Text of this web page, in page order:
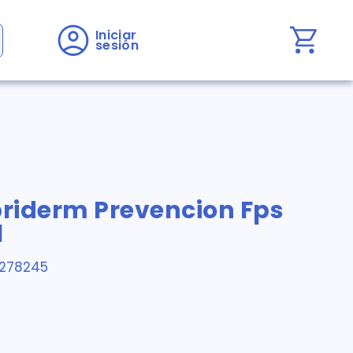
Iniciar
sesión
Prevencion Fps